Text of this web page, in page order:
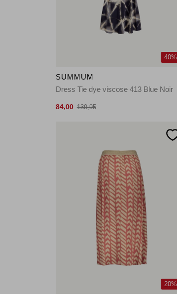
40%
SUMMUM
Dress Tie dye viscose 413 Blue Noir
84,00 139,95
20%